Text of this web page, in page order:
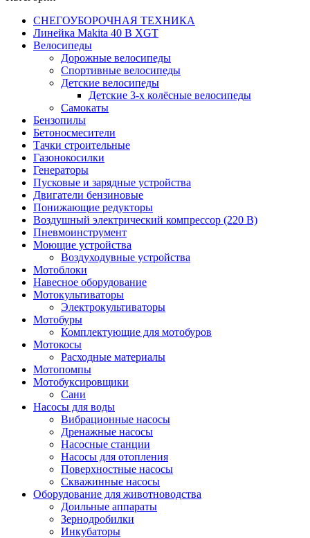
СНЕГОУБОРОЧНАЯ ТЕХНИКА
Линейка Makita 40 В XGT
Велосипеды
Дорожные велосипеды
Спортивные велосипеды
Детские велосипеды
Детские 3-х колёсные велосипеды
Самокаты
Бензопилы
Бетоносмесители
Тачки строительные
Газонокосилки
Генераторы
Пусковые и зарядные устройства
Двигатели бензиновые
Понижающие редукторы
Воздушный электрический компрессор (220 В)
Пневмоинструмент
Моющие устройства
Воздуходувные устройства
Мотоблоки
Навесное оборудование
Мотокультиваторы
Электрокультиваторы
Мотобуры
Комплектующие для мотобуров
Мотокосы
Расходные материалы
Мотопомпы
Мотобуксировщики
Сани
Насосы для воды
Вибрационные насосы
Дренажные насосы
Насосные станции
Насосы для отопления
Поверхностные насосы
Скважинные насосы
Оборудование для животноводства
Доильные аппараты
Зернодробилки
Инкубаторы